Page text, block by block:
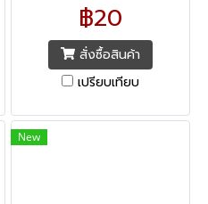
฿20
สั่งซื้อสินค้า
เปรียบเทียบ
New